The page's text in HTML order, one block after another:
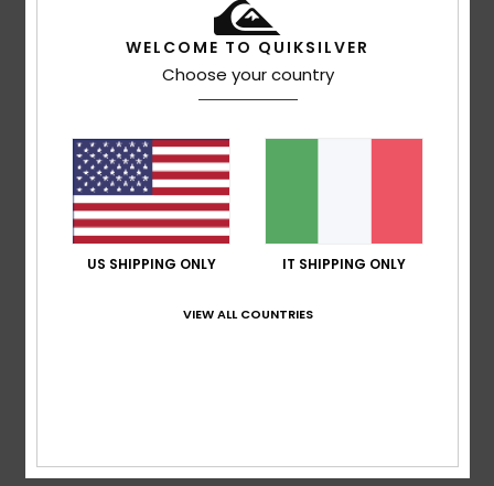
Rapporto qualità-prezzo
Colore: 5/5
Consiglio questo prodotto
4
Jean-Michel10. luglio 2026
Molto bene
Mostra originale - Français
WELCOME TO QUIKSILVER
Choose your country
US SHIPPING ONLY IT SHIPPING ONLY
VIEW ALL COUNTRIES